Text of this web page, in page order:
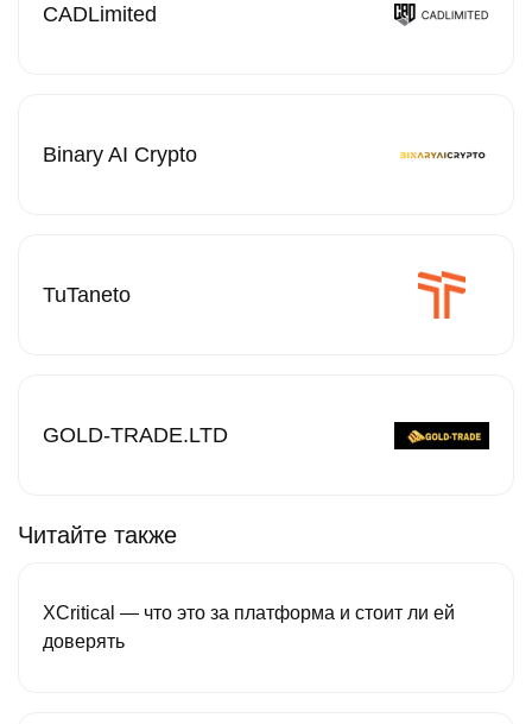
CADLimited
Binary AI Crypto
TuTaneto
GOLD-TRADE.LTD
Читайте также
XCritical — что это за платформа и стоит ли ей
доверять